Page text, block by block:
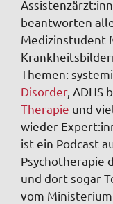
beantworten
Medizinstudent
Themen:
Disorder, ADHS
Therapie und
wieder
ist ein Podcast
Psychotherapie
und dort sogar
vom